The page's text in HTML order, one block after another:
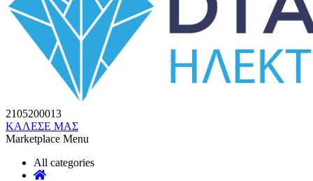
2105200013
ΚΑΛΕΣΕ ΜΑΣ
Marketplace Menu
All categories